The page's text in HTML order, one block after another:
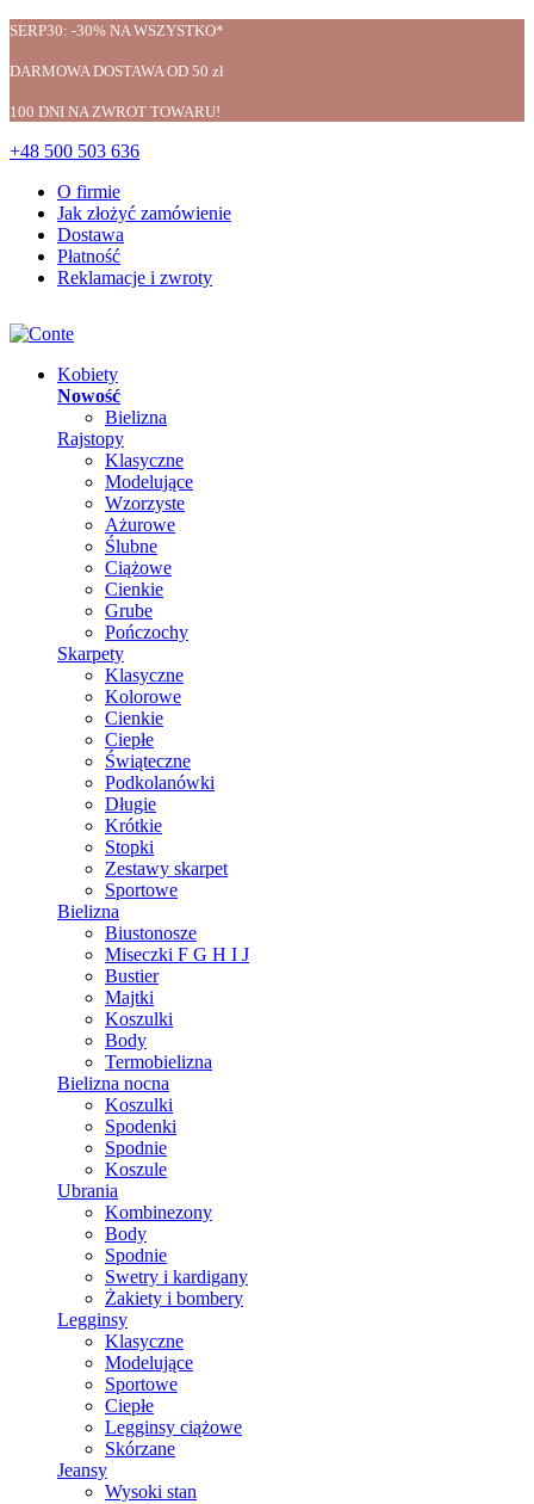
SERP30: -30% NA WSZYSTKO*
DARMOWA DOSTAWA OD 50 zł
100 DNI NA ZWROT TOWARU!
+48 500 503 636
O firmie
Jak złożyć zamówienie
Dostawa
Płatność
Reklamacje i zwroty
Kobiety
Nowość
Bielizna
Rajstopy
Klasyczne
Modelujące
Wzorzyste
Ażurowe
Ślubne
Ciążowe
Cienkie
Grube
Pończochy
Skarpety
Klasyczne
Kolorowe
Cienkie
Ciepłe
Świąteczne
Podkolanówki
Długie
Krótkie
Stopki
Zestawy skarpet
Sportowe
Bielizna
Biustonosze
Miseczki F G H I J
Bustier
Majtki
Koszulki
Body
Termobielizna
Bielizna nocna
Koszulki
Spodenki
Spodnie
Koszule
Ubrania
Kombinezony
Body
Spodnie
Swetry i kardigany
Żakiety i bombery
Legginsy
Klasyczne
Modelujące
Sportowe
Ciepłe
Legginsy ciążowe
Skórzane
Jeansy
Wysoki stan